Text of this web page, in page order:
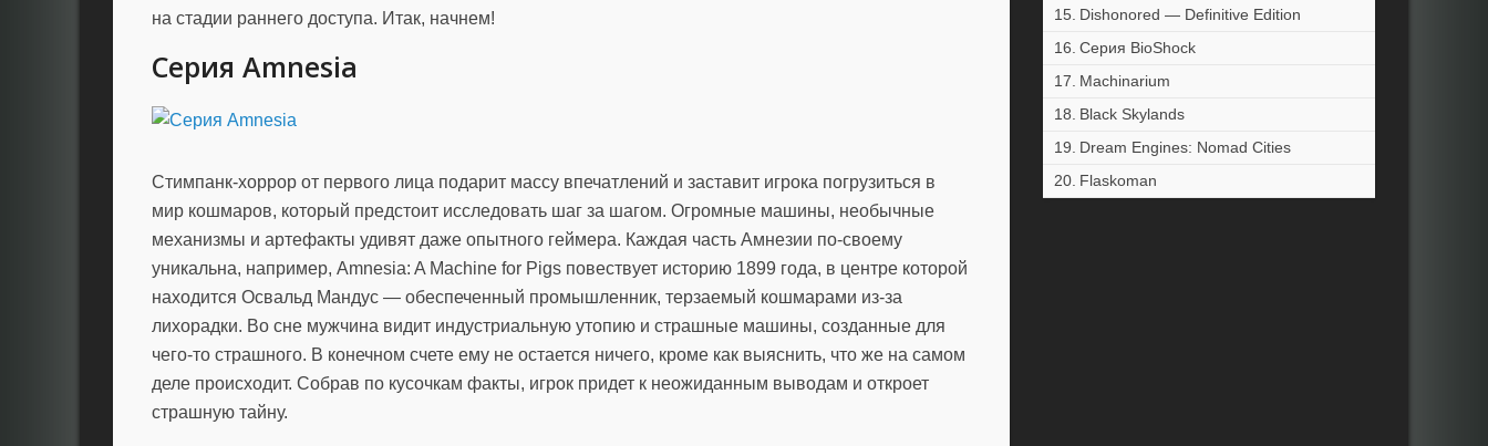
на стадии раннего доступа. Итак, начнем!
Серия Amnesia
Стимпанк-хоррор от первого лица подарит массу впечатлений и заставит игрока погрузиться в
мир кошмаров, который предстоит исследовать шаг за шагом. Огромные машины, необычные
механизмы и артефакты удивят даже опытного геймера. Каждая часть Амнезии по-своему
уникальна, например, Amnesia: A Machine for Pigs повествует историю 1899 года, в центре которой
находится Освальд Мандус — обеспеченный промышленник, терзаемый кошмарами из-за
лихорадки. Во сне мужчина видит индустриальную утопию и страшные машины, созданные для
чего-то страшного. В конечном счете ему не остается ничего, кроме как выяснить, что же на самом
деле происходит. Собрав по кусочкам факты, игрок придет к неожиданным выводам и откроет
страшную тайну.
Dishonored — Definitive Edition
Серия BioShock
Machinarium
Black Skylands
Dream Engines: Nomad Cities
Flaskoman